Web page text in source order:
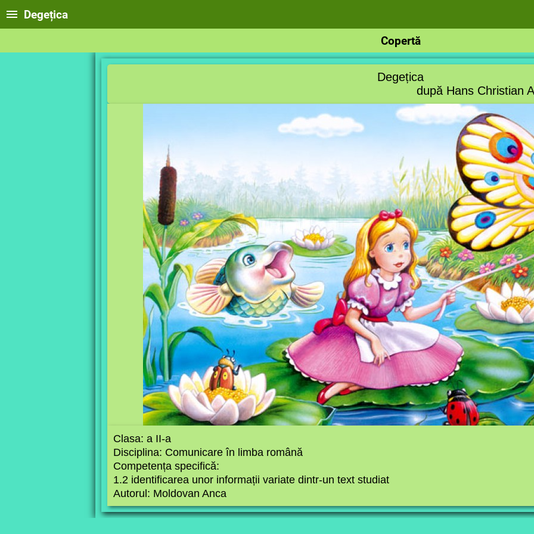
Degețica
Copertă
Degețica
după Hans Christian
Clasa: a II-a
Disciplina: Comunicare în limba română
Competența specifică:
1.2 identificarea unor informații variate dintr-un text studiat
Autorul: Moldovan Anca